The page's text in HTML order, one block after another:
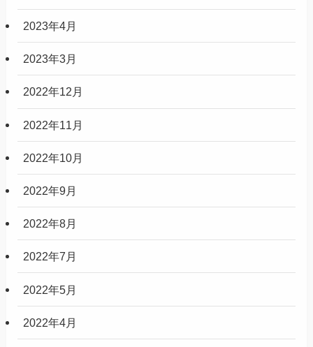
2023年4月
2023年3月
2022年12月
2022年11月
2022年10月
2022年9月
2022年8月
2022年7月
2022年5月
2022年4月